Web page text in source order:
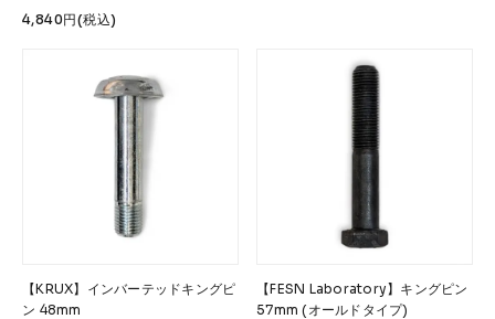
4,840円(税込)
【KRUX】インバーテッドキングピ
ン 48mm
【FESN Laboratory】キングピン
57mm (オールドタイプ)